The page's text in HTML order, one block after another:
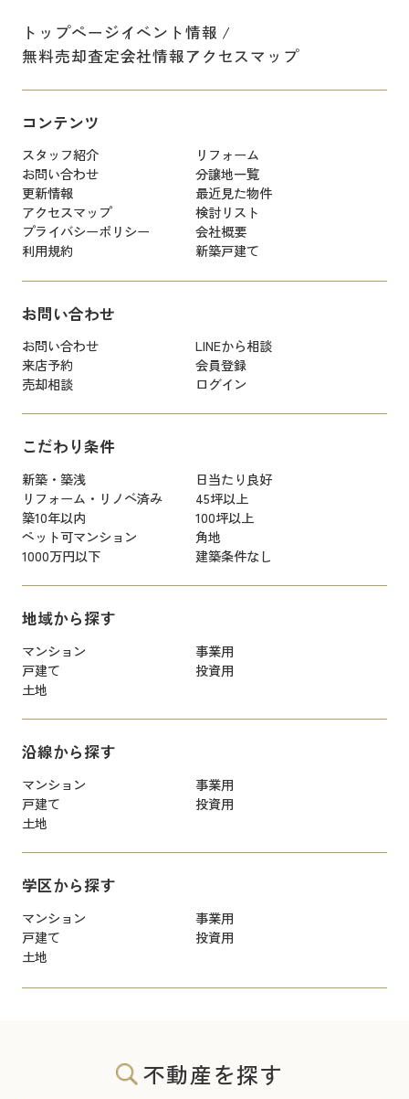
トップページイベント情報
無料売却査定会社情報アクセスマップ
コンテンツ
スタッフ紹介
リフォーム
お問い合わせ
分譲地一覧
更新情報
最近見た物件
アクセスマップ
検討リスト
プライバシーポリシー
会社概要
利用規約
新築戸建て
お問い合わせ
お問い合わせ
LINEから相談
来店予約
会員登録
売却相談
ログイン
こだわり条件
新築・築浅
日当たり良好
リフォーム・リノベ済み
45坪以上
築10年以内
100坪以上
ペット可マンション
角地
1000万円以下
建築条件なし
地域から探す
マンション
事業用
戸建て
投資用
土地
沿線から探す
マンション
事業用
戸建て
投資用
土地
学区から探す
マンション
事業用
戸建て
投資用
土地
不動産を探す